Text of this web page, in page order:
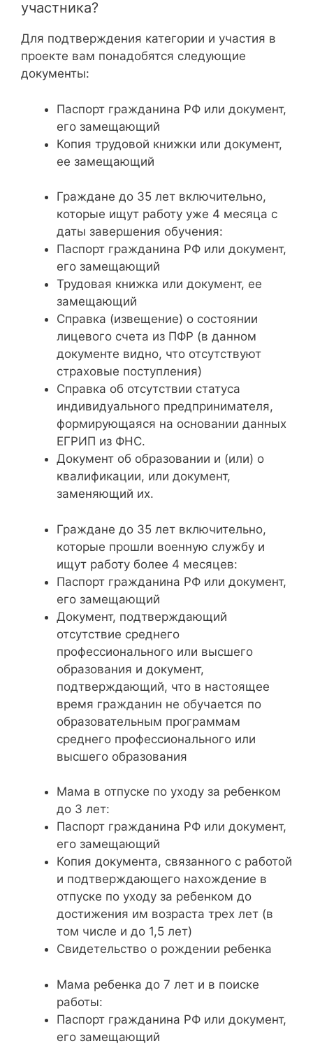
участника?
Для подтверждения категории и участия в
проекте вам понадобятся следующие
документы:
Паспорт гражданина РФ или документ,
его замещающий
Копия трудовой книжки или документ,
ее замещающий
Граждане до 35 лет включительно,
которые ищут работу уже 4 месяца с
даты завершения обучения:
Паспорт гражданина РФ или документ,
его замещающий
Трудовая книжка или документ, ее
замещающий
Справка (извещение) о состоянии
лицевого счета из ПФР (в данном
документе видно, что отсутствуют
страховые поступления)
Справка об отсутствии статуса
индивидуального предпринимателя,
формирующаяся на основании данных
ЕГРИП из ФНС.
Документ об образовании и (или) о
квалификации, или документ,
заменяющий их.
Граждане до 35 лет включительно,
которые прошли военную службу и
ищут работу более 4 месяцев:
Паспорт гражданина РФ или документ,
его замещающий
Документ, подтверждающий
отсутствие среднего
профессионального или высшего
образования и документ,
подтверждающий, что в настоящее
время гражданин не обучается по
образовательным программам
среднего профессионального или
высшего образования
Мама в отпуске по уходу за ребенком
до 3 лет:
Паспорт гражданина РФ или документ,
его замещающий
Копия документа, связанного с работой
и подтверждающего нахождение в
отпуске по уходу за ребенком до
достижения им возраста трех лет (в
том числе и до 1,5 лет)
Свидетельство о рождении ребенка
Мама ребенка до 7 лет и в поиске
работы:
Паспорт гражданина РФ или документ,
его замещающий